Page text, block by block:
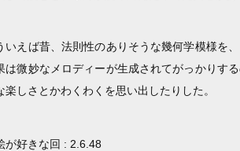
いえば昔、法則性のありそうな幾何学模様を
は微妙なメロディーが生成されてがっかりす
楽しさとかわくわくを思い出したりした。
が好きな回 : 2.6.48